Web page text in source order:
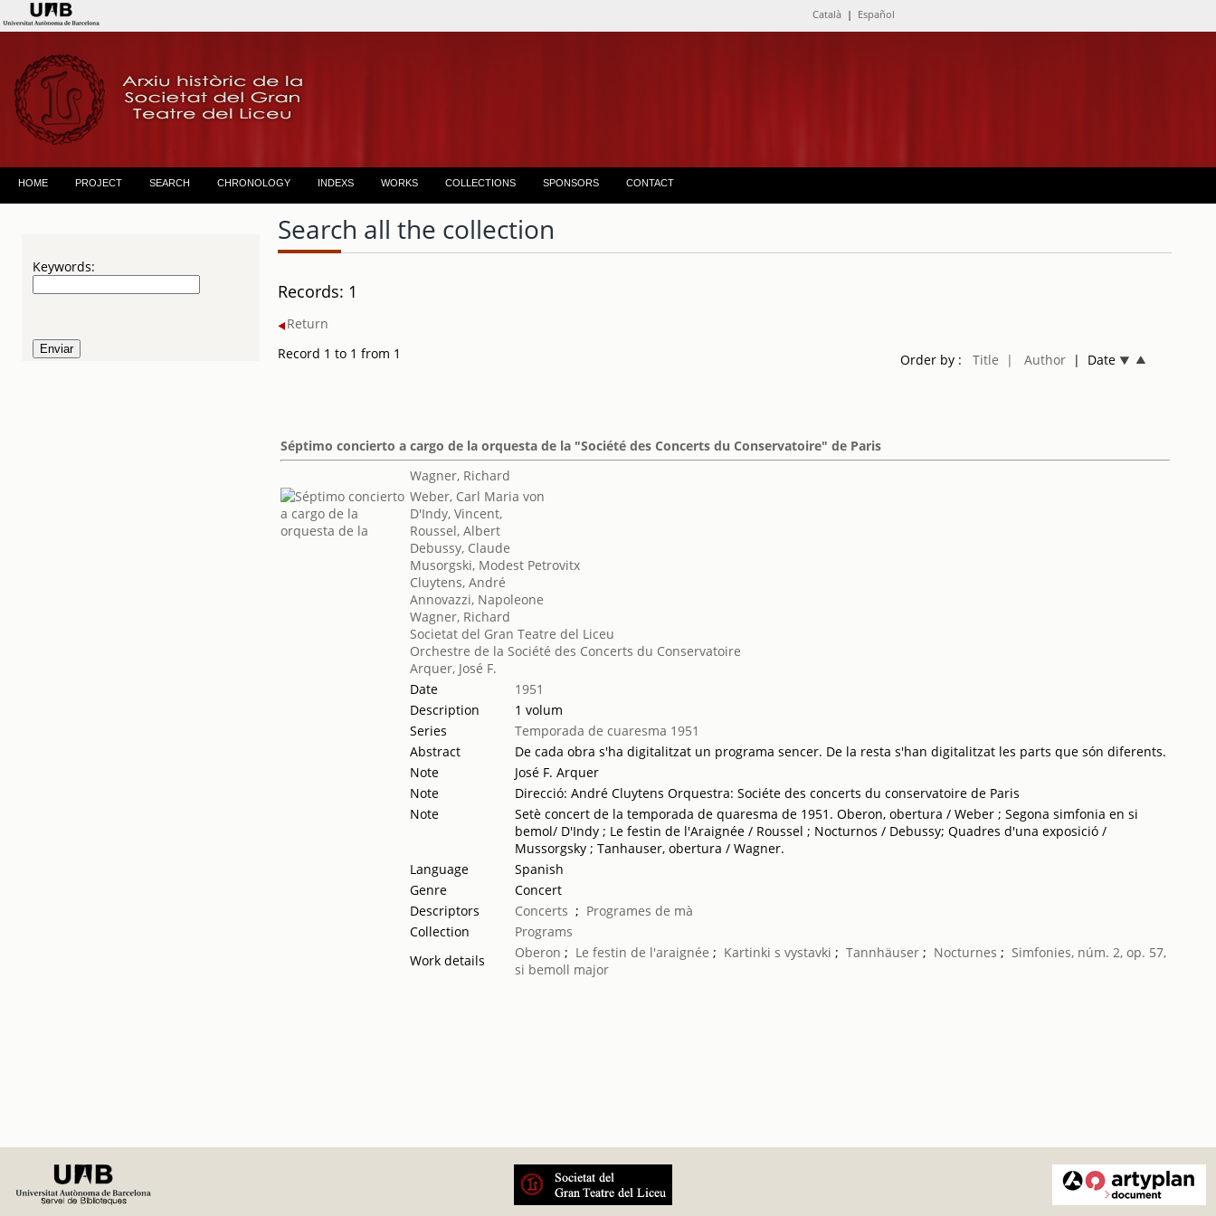
Català | Español
HOME PROJECT SEARCH CHRONOLOGY INDEXS WORKS COLLECTIONS SPONSORS CONTACT
Keywords:
Search all the collection
Records: 1
Return
Record 1 to 1 from 1
Order by : Title | Author| Date
Séptimo concierto a cargo de la orquesta de la "Société des Concerts du Conservatoire" de Paris
Wagner, Richard
Weber, Carl Maria von
D'Indy, Vincent,
Roussel, Albert
Debussy, Claude
Musorgski, Modest Petrovitx
Cluytens, André
Annovazzi, Napoleone
Wagner, Richard
Societat del Gran Teatre del Liceu
Orchestre de la Société des Concerts du Conservatoire
Arquer, José F.
Date
1951
Description
1 volum
Series
Temporada de cuaresma 1951
Abstract
De cada obra s'ha digitalitzat un programa sencer. De la resta s'han digitalitzat les parts que són diferents.
Note
José F. Arquer
Note
Direcció: André Cluytens Orquestra: Sociéte des concerts du conservatoire de Paris
Note
Setè concert de la temporada de quaresma de 1951. Oberon, obertura / Weber ; Segona simfonia en si
bemol/ D'Indy ; Le festin de l'Araignée / Roussel ; Nocturnos / Debussy; Quadres d'una exposició /
Mussorgsky ; Tanhauser, obertura / Wagner.
Language
Spanish
Genre
Concert
Descriptors
Concerts ; Programes de mà
Collection
Programs
Work details
Oberon ; Le festin de l'araignée ; Kartinki s vystavki ;Tannhäuser ; Nocturnes;Simfonies, núm. 2, op. 57,
si bemoll major